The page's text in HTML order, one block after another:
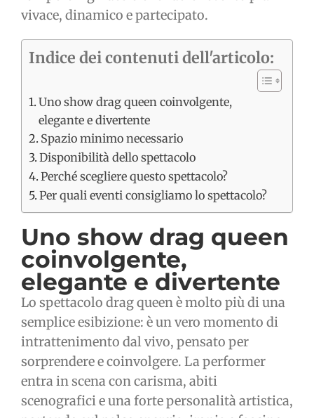
vivace, dinamico e partecipato.
Indice dei contenuti dell'articolo:
Uno show drag queen coinvolgente,
elegante e divertente
Spazio minimo necessario
Disponibilità dello spettacolo
Perché scegliere questo spettacolo?
Per quali eventi consigliamo lo spettacolo?
Uno show drag queen
coinvolgente,
elegante e divertente
Lo spettacolo drag queen è molto più di una
semplice esibizione: è un vero momento di
intrattenimento dal vivo, pensato per
sorprendere e coinvolgere. La performer
entra in scena con carisma, abiti
scenografici e una forte personalità artistica,